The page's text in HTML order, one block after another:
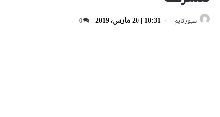
سبورتايم 10:31 | 20 مارس، 2019 0